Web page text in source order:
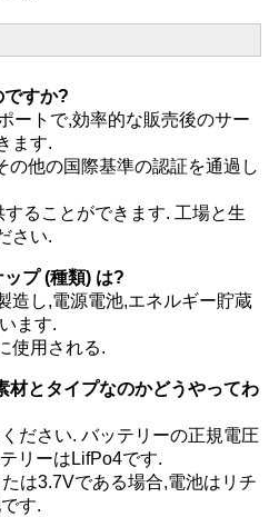
ですか?
ートで,効率的な販売後のサー
ます.
の他の国際基準の認証を通過し
ることができます. 工場と生
さい.
プ (種類) は?
造し,電源電池,エネルギー貯蔵
ます.
使用される.
材とタイプなのかどうやってわ
ださい. バッテリーの正規電圧
リーはLifPo4です.
は3.7Vである場合,電池はリチ
す.